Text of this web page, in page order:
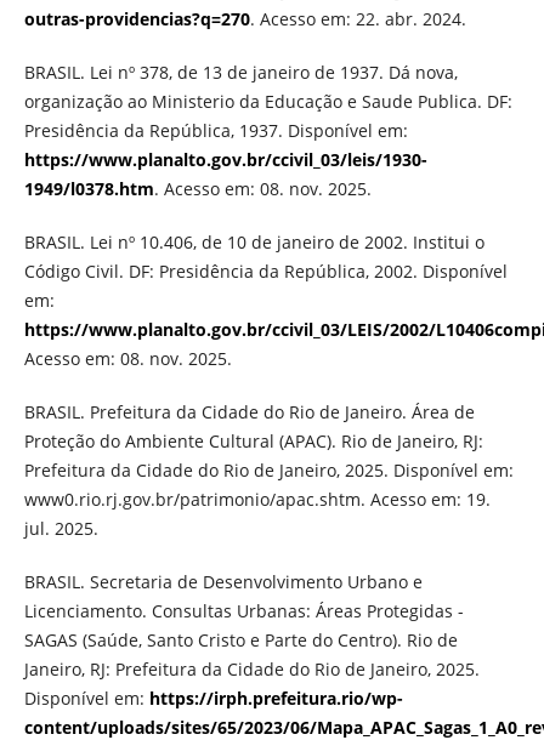
outras-providencias?q=270. Acesso em: 22. abr. 2024.
BRASIL. Lei nº 378, de 13 de janeiro de 1937. Dá nova,
organização ao Ministerio da Educação e Saude Publica. DF:
Presidência da República, 1937. Disponível em:
https://www.planalto.gov.br/ccivil_03/leis/1930-
1949/l0378.htm. Acesso em: 08. nov. 2025.
BRASIL. Lei nº 10.406, de 10 de janeiro de 2002. Institui o
Código Civil. DF: Presidência da República, 2002. Disponível
em:
https://www.planalto.gov.br/ccivil_03/LEIS/2002/
Acesso em: 08. nov. 2025.
BRASIL. Prefeitura da Cidade do Rio de Janeiro. Área de
Proteção do Ambiente Cultural (APAC). Rio de Janeiro, RJ:
Prefeitura da Cidade do Rio de Janeiro, 2025. Disponível em:
www0.rio.rj.gov.br/patrimonio/apac.shtm. Acesso em: 19.
jul. 2025.
BRASIL. Secretaria de Desenvolvimento Urbano e
Licenciamento. Consultas Urbanas: Áreas Protegidas -
SAGAS (Saúde, Santo Cristo e Parte do Centro). Rio de
Janeiro, RJ: Prefeitura da Cidade do Rio de Janeiro, 2025.
Disponível em: https://irph.prefeitura.rio/wp-
content/uploads/sites/65/2023/06/